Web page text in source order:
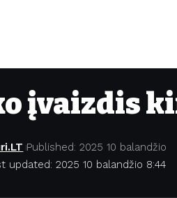
įvaizdis
updated: 2025 10 balandžio 8:44
Published: 2025 10 balandžio